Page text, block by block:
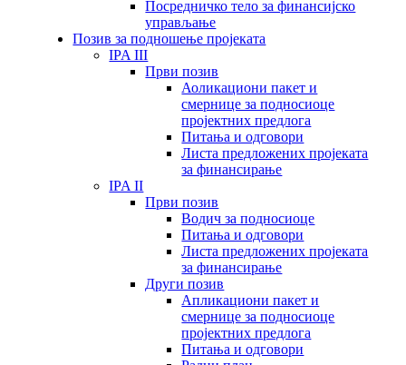
Посредничко тело за финансијско
управљање
Позив за подношење пројеката
IPA III
Први позив
Аоликациони пакет и
смернице за подносиоце
пројектних предлога
Питања и одговори
Листа предложених пројеката
за финансирање
IPA II
Први позив
Водич за подносиоце
Питања и одговори
Листа предложених пројеката
за финансирање
Други позив
Апликациони пакет и
смернице за подносиоце
пројектних предлога
Питања и одговори